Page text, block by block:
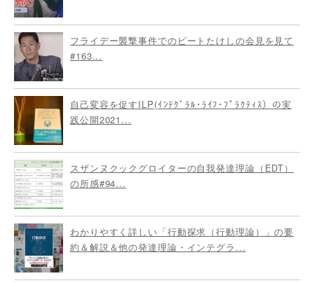
フライデー襲撃事件でのビートたけしの会見を見て
#163...
自己変容を促すILP(ｲﾝﾃｸﾞﾗﾙ･ﾗｲﾌ･ﾌﾟﾗｸﾃｨｽ）の実
践公開2021...
スザンヌクックグロイターの自我発達理論（EDT）
の所感#94...
わかりやすく詳しい「行動探求（行動理論）」の要
約＆解説＆他の発達理論・インテグラ...